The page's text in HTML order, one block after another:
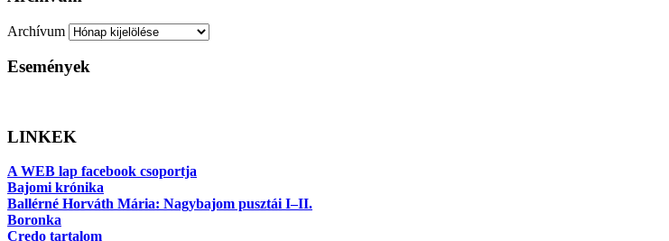
Archívum
Események
LINKEK
A WEB lap facebook csoportja
Bajomi krónika
Ballérné Horváth Mária: Nagybajom pusztái I–II.
Boronka
Credo tartalom